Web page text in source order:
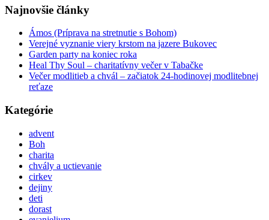
Najnovšie články
Ámos (Príprava na stretnutie s Bohom)
Verejné vyznanie viery krstom na jazere Bukovec
Garden party na koniec roka
Heal Thy Soul – charitatívny večer v Tabačke
Večer modlitieb a chvál – začiatok 24-hodinovej modlitebnej
reťaze
Kategórie
advent
Boh
charita
chvály a uctievanie
cirkev
dejiny
deti
dorast